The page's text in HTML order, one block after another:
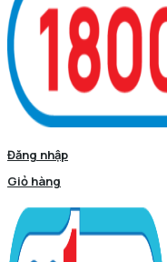
Đăng nhập
Giỏ hàng